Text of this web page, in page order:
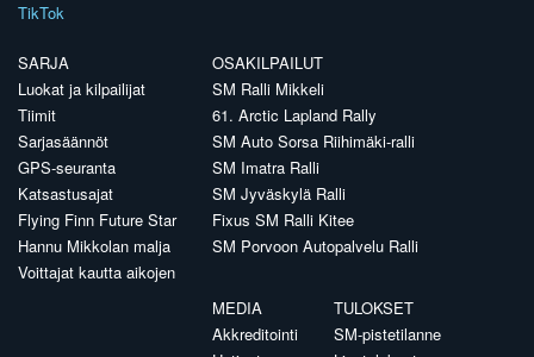
TikTok
SARJA
Luokat ja kilpailijat
Tiimit
Sarjasäännöt
GPS-seuranta
Katsastusajat
Flying Finn Future Star
Hannu Mikkolan malja
Voittajat kautta aikojen
OSAKILPAILUT
SM Ralli Mikkeli
61. Arctic Lapland Rally
SM Auto Sorsa Riihimäki-ralli
SM Imatra Ralli
SM Jyväskylä Ralli
Fixus SM Ralli Kitee
SM Porvoon Autopalvelu Ralli
MEDIA
Akkreditointi
TULOKSET
SM-pistetilanne